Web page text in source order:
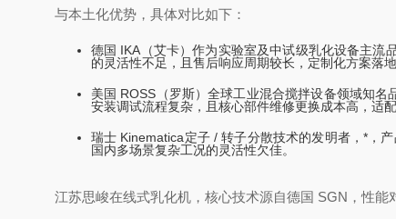
与本土化优势，具体对比如下：
德国 IKA（艾卡）作为实验室及中试级乳化设备主流
的灵活性不足，且售后响应周期较长，定制化方案落地
美国 ROSS（罗斯）全球工业混合搅拌设备领域知
安装调试流程复杂，且核心部件维修更换成本高，适
瑞士 Kinematica定子 / 转子分散技术的发明者，*，
国内多场景复杂工况的灵活性欠佳。
江苏思峻在线式乳化机，核心技术源自德国 SGN，性